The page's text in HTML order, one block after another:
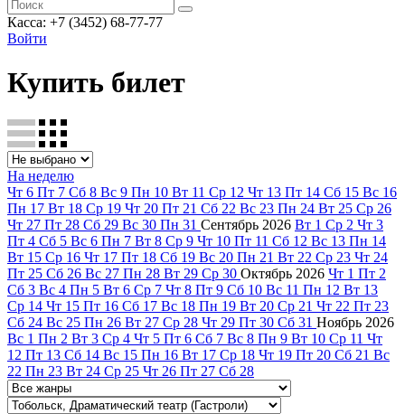
Касса: +7 (3452) 68-77-77
Войти
Купить билет
На неделю
Чт 6 Пт 7 Сб 8 Вс 9 Пн 10 Вт 11 Ср 12 Чт 13 Пт 14 Сб 15 Вс 16
Пн 17 Вт 18 Ср 19 Чт 20 Пт 21 Сб 22 Вс 23 Пн 24 Вт 25 Ср 26
Чт 27 Пт 28 Сб 29 Вс 30 Пн 31 Сентябрь 2026 Вт 1 Ср 2 Чт 3
Пт 4 Сб 5 Вс 6 Пн 7 Вт 8 Ср 9 Чт 10 Пт 11 Сб 12 Вс 13 Пн 14
Вт 15 Ср 16 Чт 17 Пт 18 Сб 19 Вс 20 Пн 21 Вт 22 Ср 23 Чт 24
Пт 25 Сб 26 Вс 27 Пн 28 Вт 29 Ср 30 Октябрь 2026 Чт 1 Пт 2
Сб 3 Вс 4 Пн 5 Вт 6 Ср 7 Чт 8 Пт 9 Сб 10 Вс 11 Пн 12 Вт 13
Ср 14 Чт 15 Пт 16 Сб 17 Вс 18 Пн 19 Вт 20 Ср 21 Чт 22 Пт 23
Сб 24 Вс 25 Пн 26 Вт 27 Ср 28 Чт 29 Пт 30 Сб 31 Ноябрь 2026
Вс 1 Пн 2 Вт 3 Ср 4 Чт 5 Пт 6 Сб 7 Вс 8 Пн 9 Вт 10 Ср 11 Чт
12 Пт 13 Сб 14 Вс 15 Пн 16 Вт 17 Ср 18 Чт 19 Пт 20 Сб 21 Вс
22 Пн 23 Вт 24 Ср 25 Чт 26 Пт 27 Сб 28